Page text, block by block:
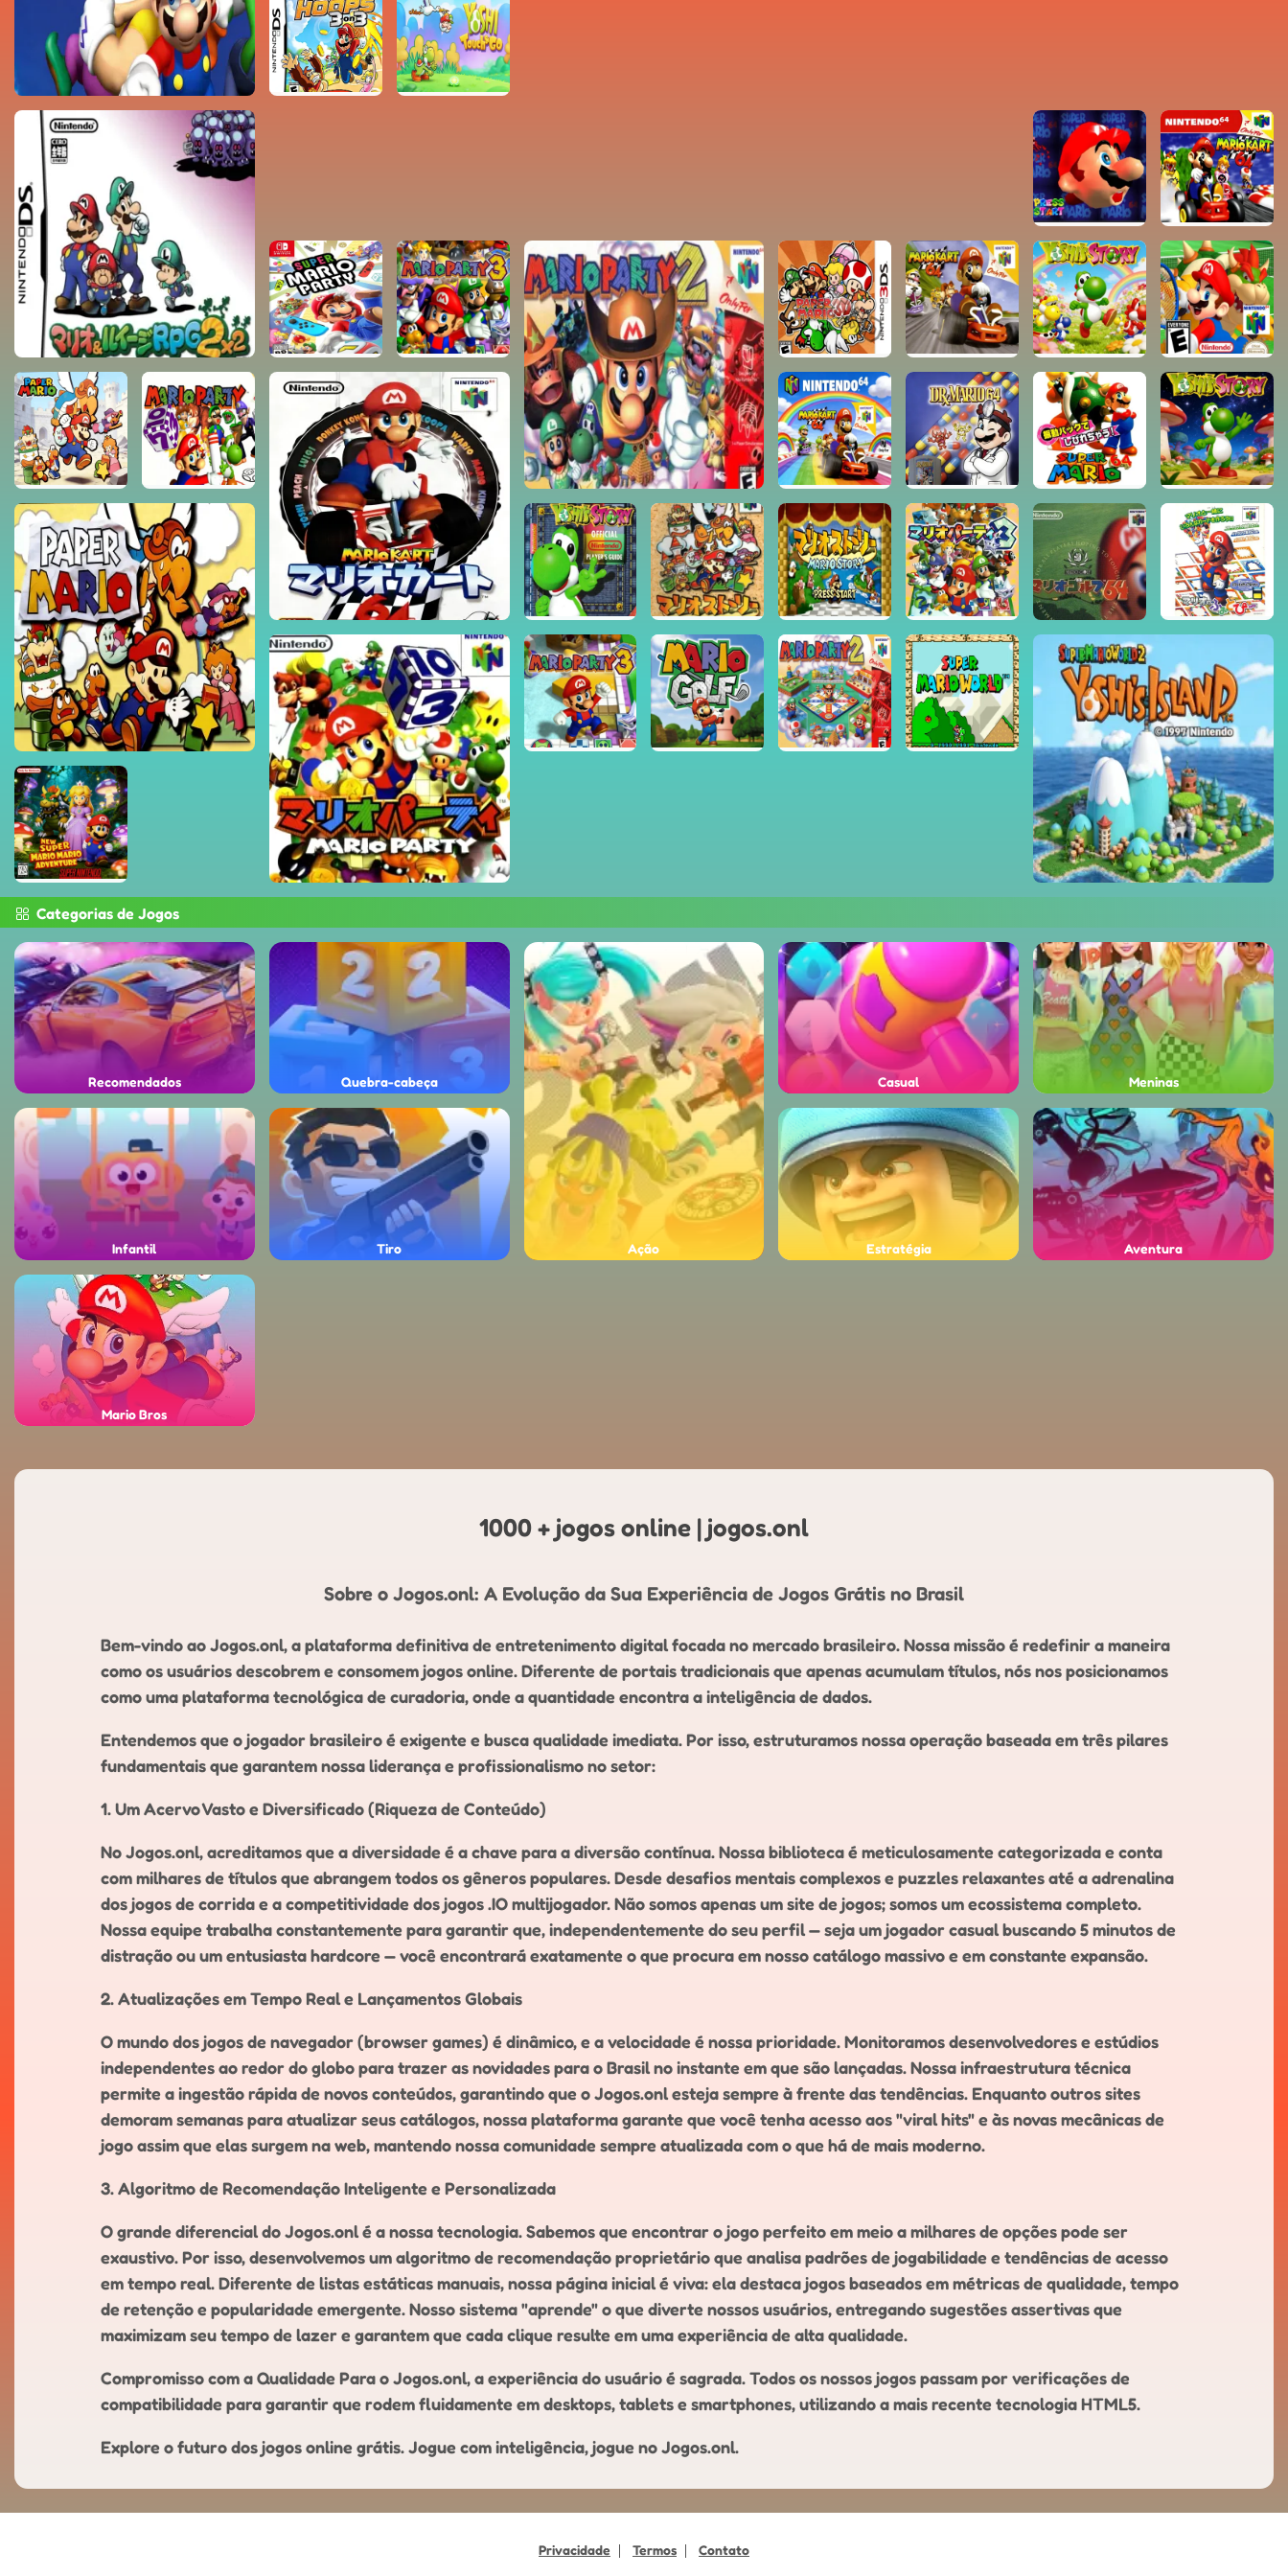
Categorias de Jogos
Recomendados Quebra-cabeça
Ação
Casual Meninas
Infantil Tiro Estratégia Aventura
Mario Bros
1000 + jogos online | jogos.onl
Sobre o Jogos.onl: A Evolução da Sua Experiência de Jogos Grátis no Brasil
Bem-vindo ao Jogos.onl, a plataforma definitiva de entretenimento digital focada no mercado brasileiro. Nossa missão é redefinir a maneira
como os usuários descobrem e consomem jogos online. Diferente de portais tradicionais que apenas acumulam títulos, nós nos posicionamos
como uma plataforma tecnológica de curadoria, onde a quantidade encontra a inteligência de dados.
Entendemos que o jogador brasileiro é exigente e busca qualidade imediata. Por isso, estruturamos nossa operação baseada em três pilares
fundamentais que garantem nossa liderança e profissionalismo no setor:
1. Um Acervo Vasto e Diversificado (Riqueza de Conteúdo)
No Jogos.onl, acreditamos que a diversidade é a chave para a diversão contínua. Nossa biblioteca é meticulosamente categorizada e conta
com milhares de títulos que abrangem todos os gêneros populares. Desde desafios mentais complexos e puzzles relaxantes até a adrenalina
dos jogos de corrida e a competitividade dos jogos .IO multijogador. Não somos apenas um site de jogos; somos um ecossistema completo.
Nossa equipe trabalha constantemente para garantir que, independentemente do seu perfil — seja um jogador casual buscando 5 minutos de
distração ou um entusiasta hardcore — você encontrará exatamente o que procura em nosso catálogo massivo e em constante expansão.
2. Atualizações em Tempo Real e Lançamentos Globais
O mundo dos jogos de navegador (browser games) é dinâmico, e a velocidade é nossa prioridade. Monitoramos desenvolvedores e estúdios
independentes ao redor do globo para trazer as novidades para o Brasil no instante em que são lançadas. Nossa infraestrutura técnica
permite a ingestão rápida de novos conteúdos, garantindo que o Jogos.onl esteja sempre à frente das tendências. Enquanto outros sites
demoram semanas para atualizar seus catálogos, nossa plataforma garante que você tenha acesso aos "viral hits" e às novas mecânicas de
jogo assim que elas surgem na web, mantendo nossa comunidade sempre atualizada com o que há de mais moderno.
3. Algoritmo de Recomendação Inteligente e Personalizada
O grande diferencial do Jogos.onl é a nossa tecnologia. Sabemos que encontrar o jogo perfeito em meio a milhares de opções pode ser
exaustivo. Por isso, desenvolvemos um algoritmo de recomendação proprietário que analisa padrões de jogabilidade e tendências de acesso
em tempo real. Diferente de listas estáticas manuais, nossa página inicial é viva: ela destaca jogos baseados em métricas de qualidade, tempo
de retenção e popularidade emergente. Nosso sistema "aprende" o que diverte nossos usuários, entregando sugestões assertivas que
maximizam seu tempo de lazer e garantem que cada clique resulte em uma experiência de alta qualidade.
Compromisso com a Qualidade Para o Jogos.onl, a experiência do usuário é sagrada. Todos os nossos jogos passam por verificações de
compatibilidade para garantir que rodem fluidamente em desktops, tablets e smartphones, utilizando a mais recente tecnologia HTML5.
Explore o futuro dos jogos online grátis. Jogue com inteligência, jogue no Jogos.onl.
Privacidade Termos Contato